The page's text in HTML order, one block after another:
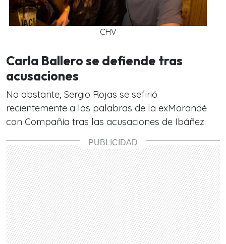
CHV
Carla Ballero se defiende tras
acusaciones
No obstante, Sergio Rojas se sefirió
recientemente a las palabras de la exMorandé
con Compañía tras las acusaciones de Ibáñez.